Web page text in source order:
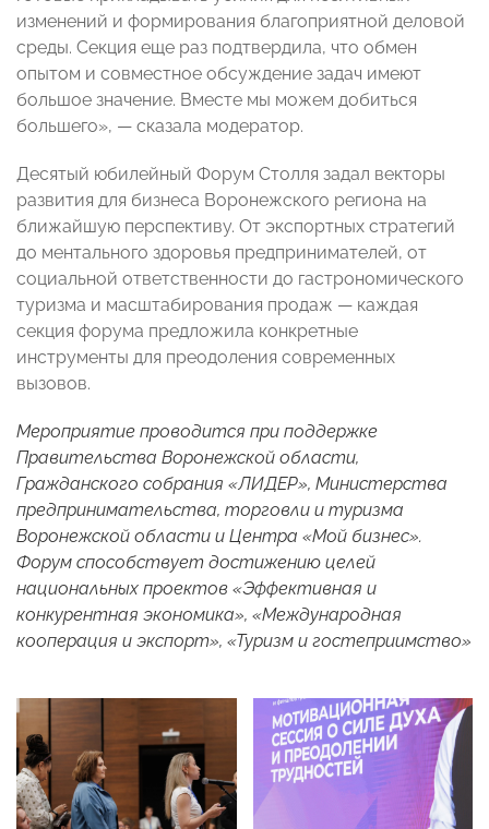
изменений и формирования благоприятной деловой
среды. Секция еще раз подтвердила, что обмен
опытом и совместное обсуждение задач имеют
большое значение. Вместе мы можем добиться
большего», — сказала модератор.
Десятый юбилейный Форум Столля задал векторы
развития для бизнеса Воронежского региона на
ближайшую перспективу. От экспортных стратегий
до ментального здоровья предпринимателей, от
социальной ответственности до гастрономического
туризма и масштабирования продаж — каждая
секция форума предложила конкретные
инструменты для преодоления современных
вызовов.
Мероприятие проводится при поддержке
Правительства Воронежской области,
Гражданского собрания «ЛИДЕР», Министерства
предпринимательства, торговли и туризма
Воронежской области и Центра «Мой бизнес».
Форум способствует достижению целей
национальных проектов «Эффективная и
конкурентная экономика», «Международная
кооперация и экспорт», «Туризм и гостеприимство»